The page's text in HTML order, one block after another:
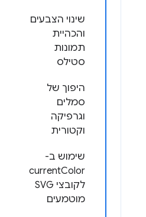
שינוי הצבעים
והכהיית
תמונות
סטילס
היפוך של
סמלים
וגרפיקה
וקטורית
שימוש ב-
currentColor
לקובצי SVG
מוטמעים